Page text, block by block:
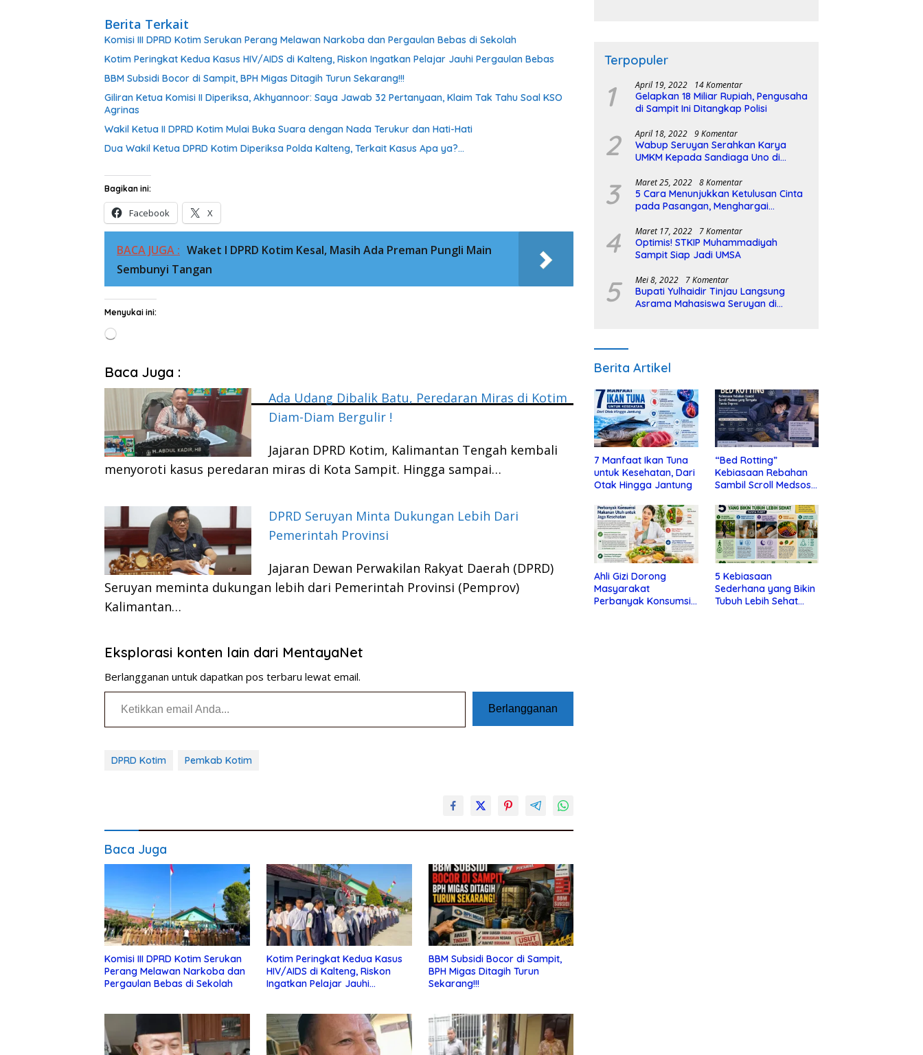
Berita Terkait
Komisi III DPRD Kotim Serukan Perang Melawan Narkoba dan Pergaulan Bebas di Sekolah
Kotim Peringkat Kedua Kasus HIV/AIDS di Kalteng, Riskon Ingatkan Pelajar Jauhi Pergaulan Bebas
BBM Subsidi Bocor di Sampit, BPH Migas Ditagih Turun Sekarang!!!
Giliran Ketua Komisi II Diperiksa, Akhyannoor: Saya Jawab 32 Pertanyaan, Klaim Tak Tahu Soal KSO
Agrinas
Wakil Ketua II DPRD Kotim Mulai Buka Suara dengan Nada Terukur dan Hati-Hati
Dua Wakil Ketua DPRD Kotim Diperiksa Polda Kalteng, Terkait Kasus Apa ya?…
Bagikan ini:
Facebook X
BACA JUGA : Waket I DPRD Kotim Kesal, Masih Ada Preman Pungli Main
Sembunyi Tangan
Menyukai ini:
Memuat...
Baca Juga :
Ada Udang Dibalik Batu, Peredaran Miras di Kotim
Diam-Diam Bergulir !
Jajaran DPRD Kotim, Kalimantan Tengah kembali
menyoroti kasus peredaran miras di Kota Sampit. Hingga sampai…
DPRD Seruyan Minta Dukungan Lebih Dari
Pemerintah Provinsi
Jajaran Dewan Perwakilan Rakyat Daerah (DPRD)
Seruyan meminta dukungan lebih dari Pemerintah Provinsi (Pemprov)
Kalimantan…
Eksplorasi konten lain dari MentayaNet
Berlangganan untuk dapatkan pos terbaru lewat email.
Ketikkan email Anda...
Berlangganan
DPRD Kotim Pemkab Kotim
Baca Juga
Komisi III DPRD Kotim Serukan
Perang Melawan Narkoba dan
Pergaulan Bebas di Sekolah
Kotim Peringkat Kedua Kasus
HIV/AIDS di Kalteng, Riskon
Ingatkan Pelajar Jauhi
BBM Subsidi Bocor di Sampit,
BPH Migas Ditagih Turun
Sekarang!!!
Terpopuler
1 April 19, 2022 14 Komentar
Gelapkan 18 Miliar Rupiah, Pengusaha
di Sampit Ini Ditangkap Polisi
2 April 18, 2022 9 Komentar
Wabup Seruyan Serahkan Karya
UMKM Kepada Sandiaga Uno di
3 Maret 25, 2022 8 Komentar
5 Cara Menunjukkan Ketulusan Cinta
pada Pasangan, Menghargai
4 Maret 17, 2022 7 Komentar
Optimis! STKIP Muhammadiyah
Sampit Siap Jadi UMSA
5 Mei 8, 2022 7 Komentar
Bupati Yulhaidir Tinjau Langsung
Asrama Mahasiswa Seruyan di
Berita Artikel
7 Manfaat Ikan Tuna
untuk Kesehatan, Dari
Otak Hingga Jantung
“Bed Rotting”
Kebiasaan Rebahan
Sambil Scroll Medsos
Depresi
Ahli Gizi Dorong
Masyarakat
Perbanyak Konsumsi
5 Kebiasaan
Sederhana yang Bikin
Tubuh Lebih Sehat